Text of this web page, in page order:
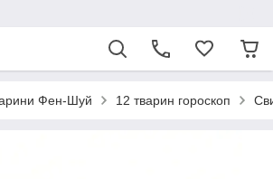
Фен-Шуй 12 тварин гороскоп